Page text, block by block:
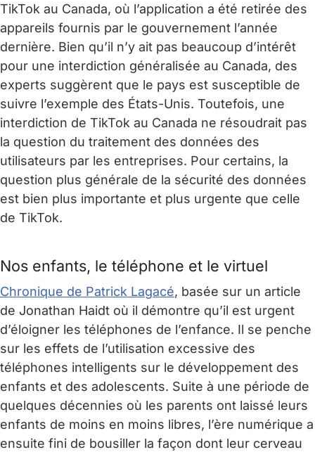
TikTok au Canada, où l’application a été retirée des
appareils fournis par le gouvernement l’année
dernière. Bien qu’il n’y ait pas beaucoup d’intérêt
pour une interdiction généralisée au Canada, des
experts suggèrent que le pays est susceptible de
suivre l’exemple des États-Unis. Toutefois, une
interdiction de TikTok au Canada ne résoudrait pas
la question du traitement des données des
utilisateurs par les entreprises. Pour certains, la
question plus générale de la sécurité des données
est bien plus importante et plus urgente que celle
de TikTok.
Nos enfants, le téléphone et le virtuel
Chronique de Patrick Lagacé, basée sur un article
de Jonathan Haidt où il démontre qu’il est urgent
d’éloigner les téléphones de l’enfance. Il se penche
sur les effets de l’utilisation excessive des
téléphones intelligents sur le développement des
enfants et des adolescents. Suite à une période de
quelques décennies où les parents ont laissé leurs
enfants de moins en moins libres, l’ère numérique a
ensuite fini de bousiller la façon dont leur cerveau